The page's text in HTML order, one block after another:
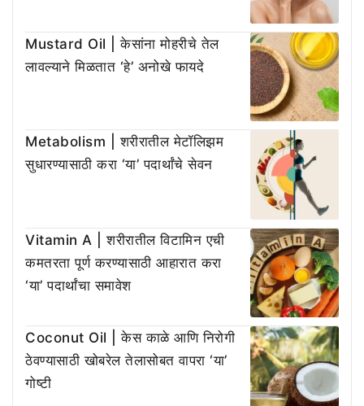
Mustard Oil | केसांना मोहरीचे तेल
लावल्याने मिळतात ‘हे’ अनोखे फायदे
Metabolism | शरीरातील मेटॉलिझम
सुधारण्यासाठी करा ‘या’ पदार्थांचे सेवन
Vitamin A | शरीरातील विटामिन एची
कमतरता पूर्ण करण्यासाठी आहारात करा
‘या’ पदार्थांचा समावेश
Coconut Oil | केस काळे आणि निरोगी
ठेवण्यासाठी खोबरेल तेलासोबत वापरा ‘या’
गोष्टी